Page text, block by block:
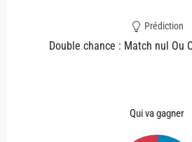
Prédiction
Double chance : Match nul Ou
Qui va gagner